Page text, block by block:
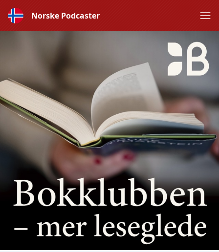
Norske Podcaster